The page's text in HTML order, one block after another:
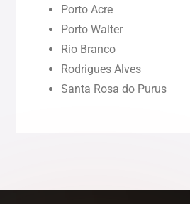
Rondônia (RO)
Roraima (RR)
Porto Acre
Porto Walter
Rio Branco
Rodrigues Alves
Santa Rosa do Purus